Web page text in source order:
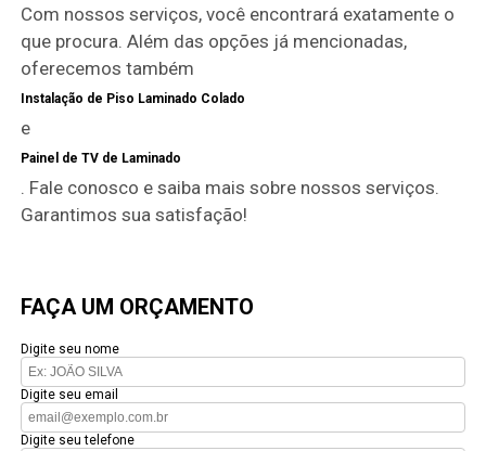
Com nossos serviços, você encontrará exatamente o
que procura. Além das opções já mencionadas,
oferecemos também
Instalação de Piso Laminado Colado
e
Painel de TV de Laminado
. Fale conosco e saiba mais sobre nossos serviços.
Garantimos sua satisfação!
FAÇA UM ORÇAMENTO
Digite seu nome
Digite seu email
Digite seu telefone